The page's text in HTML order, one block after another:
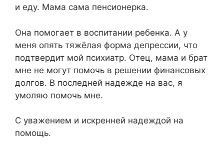
и еду. Мама сама пенсионерка.
Она помогает в воспитании ребенка. А у
меня опять тяжёлая форма депрессии, что
подтвердит мой психиатр. Отец, мама и брат
мне не могут помочь в решении финансовых
долгов. В последней надежде на вас, я
умоляю помочь мне.
С уважением и искренней надеждой на
помощь.